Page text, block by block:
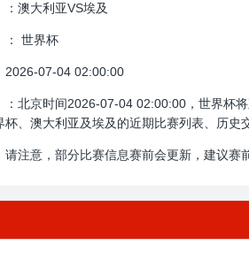
：澳大利亚VS埃及
： 世界杯
2026-07-04 02:00:00
：北京时间2026-07-04 02:00:00，世界杯
杯、澳大利亚及埃及的近期比赛列表、历史
请注意，部分比赛信息赛前会更新，建议